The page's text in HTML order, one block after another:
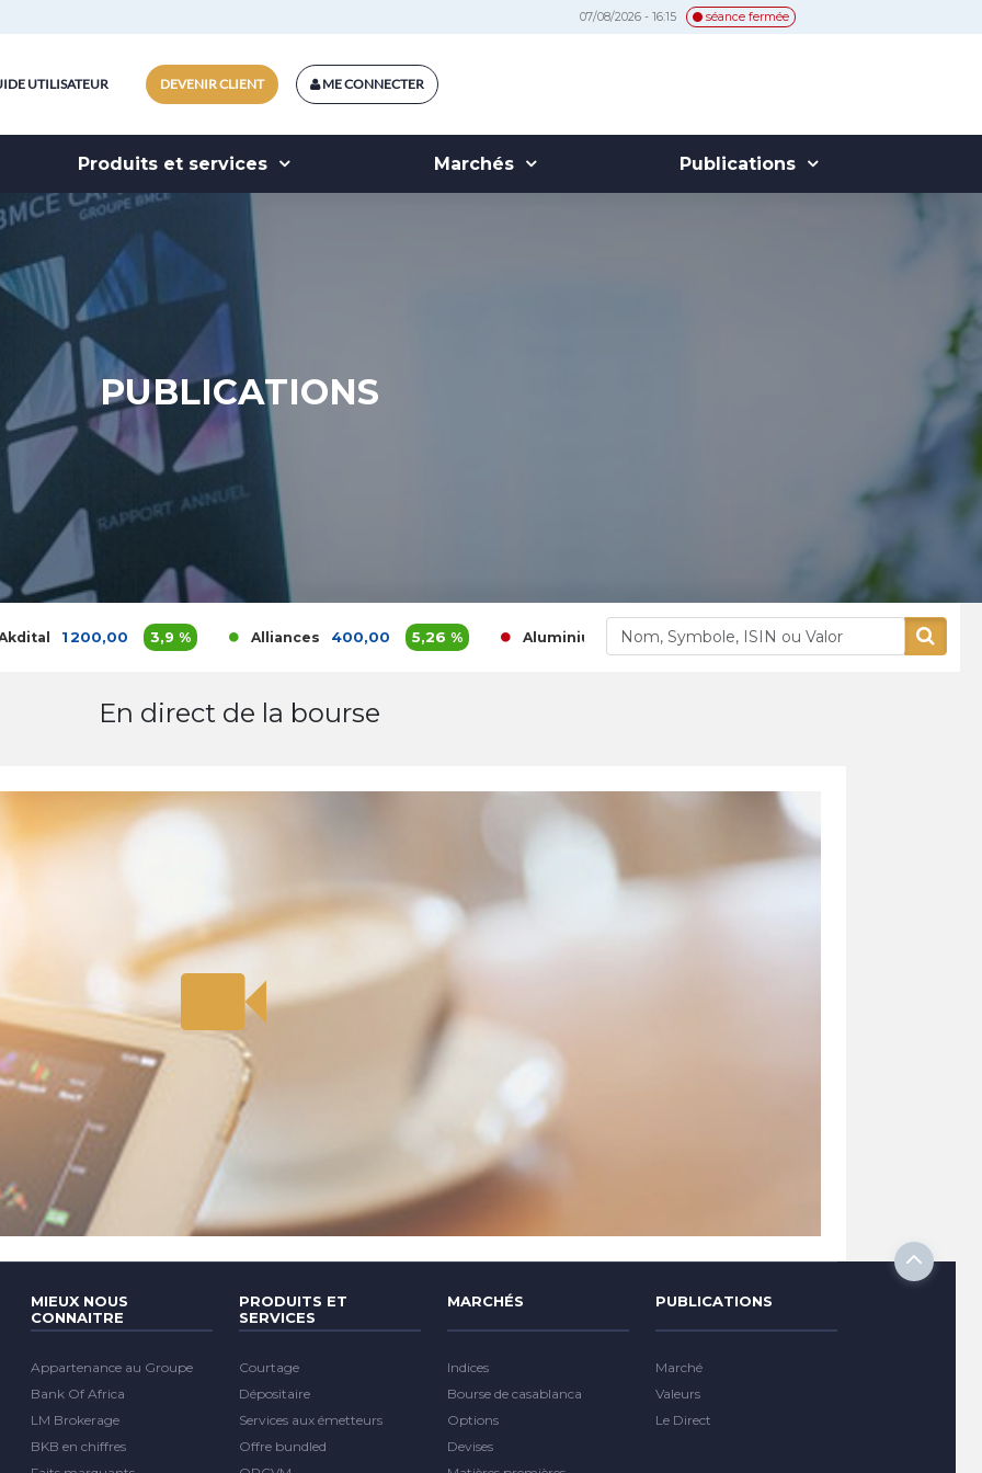
07/08/2026 - 16:15 séance fermée
ME CONNECTER
DEVENIR CLIENT
UTILISATEUR
Produits et services Marchés Publications
PUBLICATIONS
1 200,00 3,9 % Alliances 400,00 5,26 % Aluminium Maroc 1 765,00 -0,84 % Aradei Capital
En direct de la bourse
MIEUX NOUS
CONNAITRE
Appartenance au Groupe
Bank Of Africa
LM Brokerage
BKB en chiffres
PRODUITS ET
SERVICES
Courtage
Dépositaire
Services aux émetteurs
Offre bundled
MARCHÉS
Indices
Bourse de casablanca
Options
Devises
PUBLICATIONS
Marché
Valeurs
Le Direct